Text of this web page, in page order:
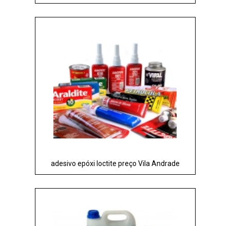
adesivo epóxi loctite preço Vila Andrade